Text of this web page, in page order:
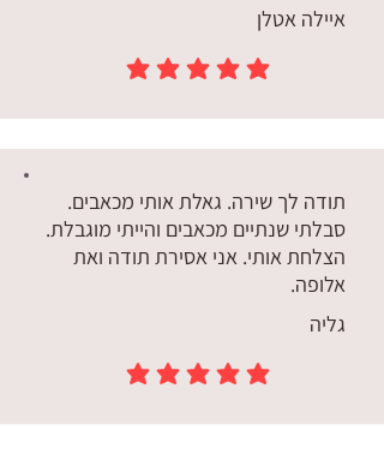
איילה אטלן
הדירוג הממוצא הוא 5 מתוך 5
תודה לך שירה. גאלת אותי מכאבים.
סבלתי שנתיים מכאבים והייתי מוגבלת.
הצלחת אותי. אני אסירת תודה ואת
אלופה.
גליה
הדירוג הממוצא הוא 5 מתוך 5